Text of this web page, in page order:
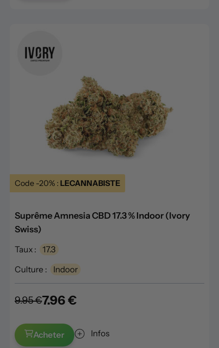
Code -20% : LECANNABISTE
Suprême Amnesia CBD 17.3 % Indoor (Ivory
Swiss)
Taux : 17.3
Culture : Indoor
9.95 €7.96 €
Acheter Infos